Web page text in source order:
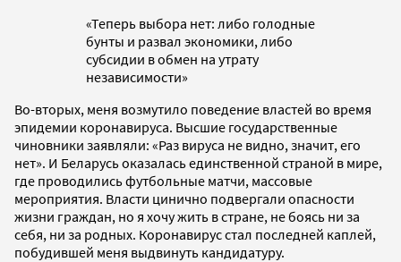
«Теперь выбора нет: либо голодные
бунты и развал экономики, либо
субсидии в обмен на утрату
независимости»
Во-вторых, меня возмутило поведение властей во время
эпидемии коронавируса. Высшие государственные
чиновники заявляли: «Раз вируса не видно, значит, его
нет». И Беларусь оказалась единственной страной в мире,
где проводились футбольные матчи, массовые
мероприятия. Власти цинично подвергали опасности
жизни граждан, но я хочу жить в стране, не боясь ни за
себя, ни за родных. Коронавирус стал последней каплей,
побудившей меня выдвинуть кандидатуру.